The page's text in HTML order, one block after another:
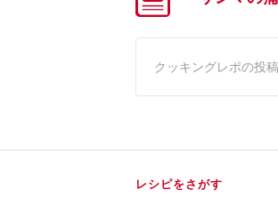
クッキングレポの投
レシピをさがす